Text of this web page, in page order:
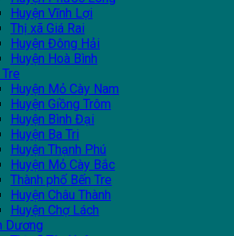
Huyện Vĩnh Lợi
Thị xã Giá Rai
Huyện Đông Hải
Huyện Hoà Bình
Huyện Mỏ Cày Nam
Huyện Giồng Trôm
Huyện Bình Đại
Huyện Ba Tri
Huyện Thạnh Phú
Huyện Mỏ Cày Bắc
Thành phố Bến Tre
Huyện Châu Thành
Huyện Chợ Lách
Dương